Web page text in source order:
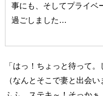
事にも、そしてプライベ
過ごしました…
「はっ！ちょっと待って
（なんとそこで妻と出会